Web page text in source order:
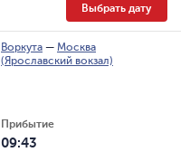
Выбрать дату
Воркута — Москва
(Ярославский вокзал)
Прибытие
09:43